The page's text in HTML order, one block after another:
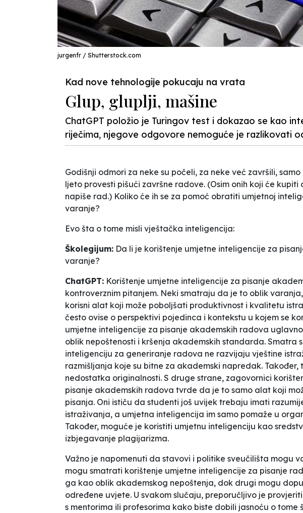
jurgenfr / Shutterstock.com
Kad nove tehnologije pokucaju na vrata
Glup, gluplji, mašine
ChatGPT položio je Turingov test i dokazao se kao
riječima, njegove odgovore nemoguće je razlikovati
Godišnji odmori za neke su počeli, za neke već završili,
ljeto provesti pišući završne radove. (Osim onih koji će
napiše rad.) Koliko će ih se za pomoć obratiti umjetnoj
varanje?
Evo šta o tome misli vještačka inteligencija:
Školegijum: Da li je korištenje umjetne inteligencije za
varanje?
ChatGPT: Korištenje umjetne inteligencije za pisanje
kontroverznim pitanjem. Neki smatraju da je to oblik
korisni alat koji može poboljšati produktivnost i kvalitetu
često ovise o perspektivi pojedinca i kontekstu u kojem se
umjetne inteligencije za pisanje akademskih radova
oblik nepoštenosti i kršenja akademskih standarda. Smatra
inteligenciju za generiranje radova ne razvijaju vještine
razmišljanja koje su bitne za akademski napredak.
nedostatka originalnosti. S druge strane, zagovornici
pisanje akademskih radova tvrde da je to samo alat koji
pisanja. Oni ističu da studenti još uvijek trebaju imati
istraživanja, a umjetna inteligencija im samo pomaže u
Također, moguće je koristiti umjetnu inteligenciju kao
izbjegavanje plagijarizma.
Važno je napomenuti da stavovi i politike sveučilišta mogu
mogu smatrati korištenje umjetne inteligencije za pisanje
ga kao oblik akademskog nepoštenja, dok drugi mogu
određene uvjete. U svakom slučaju, preporučljivo je
s mentorima ili profesorima kako biste dobili jasnoću o tome